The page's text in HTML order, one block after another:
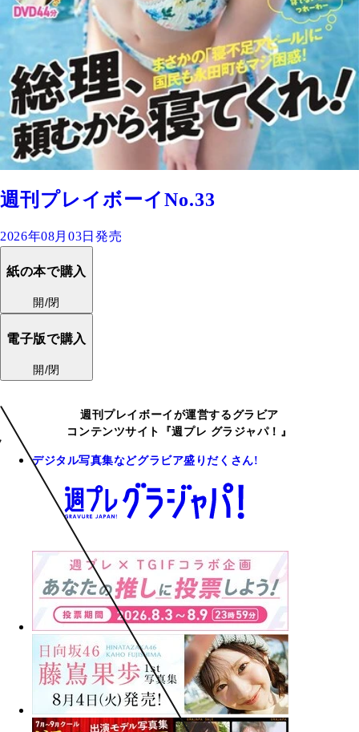
週刊プレイボーイNo.33
2026年08月03日発売
紙の本で購入
開/閉
電子版で購入
開/閉
週刊プレイボーイが運営するグラビア
コンテンツサイト『週プレ グラジャパ！』
デジタル写真集などグラビア盛りだくさん!